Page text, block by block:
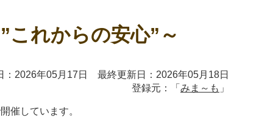
れからの安心”～
：2026年05月17日 最終更新日：2026年05月18日
登録元：「 みま～も 」
催しています。